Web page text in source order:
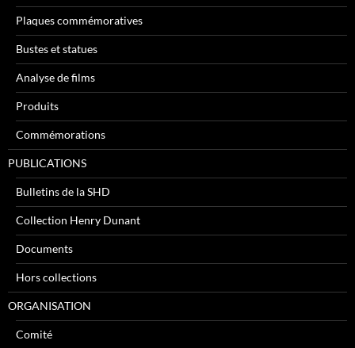
Plaques commémoratives
Bustes et statues
Analyse de films
Produits
Commémorations
PUBLICATIONS
Bulletins de la SHD
Collection Henry Dunant
Documents
Hors collections
ORGANISATION
Comité